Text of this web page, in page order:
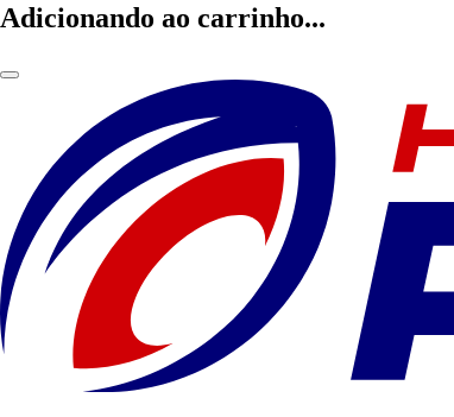
Adicionando ao carrinho...